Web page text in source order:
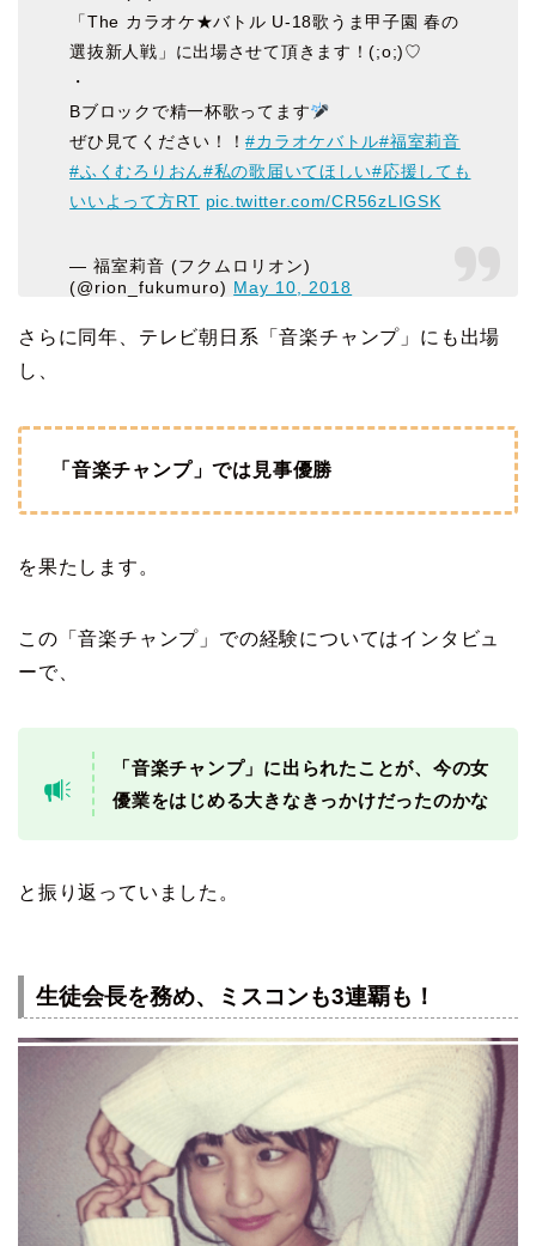
「The カラオケ★バトル U-18歌うま甲子園 春の
選抜新人戦」に出場させて頂きます！(;o;)♡
・
Bブロックで精一杯歌ってます
ぜひ見てください！！#カラオケバトル#福室莉音
#ふくむろりおん#私の歌届いてほしい#応援しても
いいよって方RT pic.twitter.com/CR56zLIGSK
— 福室莉音 (フクムロリオン)
(@rion_fukumuro) May 10, 2018
さらに同年、テレビ朝日系「音楽チャンプ」にも出場
し、
「音楽チャンプ」では見事優勝
を果たします。
この「音楽チャンプ」での経験についてはインタビュ
ーで、
「音楽チャンプ」に出られたことが、今の女
優業をはじめる大きなきっかけだったのかな
と振り返っていました。
生徒会長を務め、ミスコンも3連覇も！